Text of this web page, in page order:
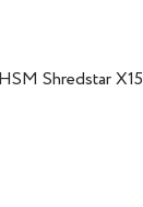
Shredstar X15